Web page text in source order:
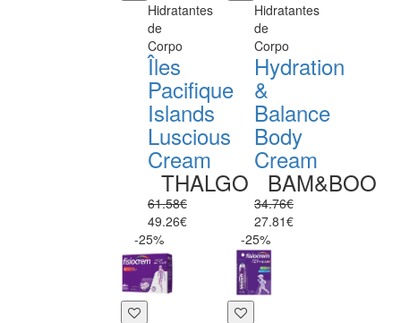
Hidratantes
de
Corpo
Îles
Pacifique
Islands
Luscious
Cream
THALGO
61.58€
49.26€
Hidratantes
de
Corpo
Hydration
&
Balance
Body
Cream
BAM&BOO
34.76€
27.81€
-25%
-25%